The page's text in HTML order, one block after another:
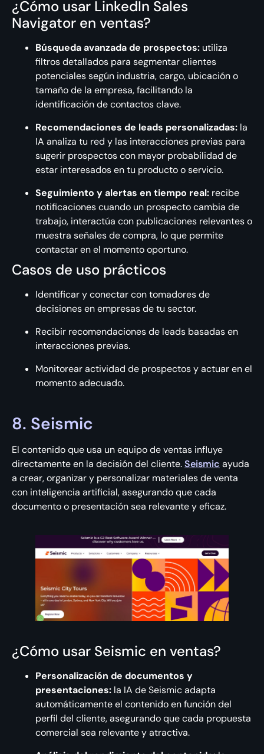
¿Cómo usar LinkedIn Sales
Navigator en ventas?
Búsqueda avanzada de prospectos: utiliza
filtros detallados para segmentar clientes
potenciales según industria, cargo, ubicación o
tamaño de la empresa, facilitando la
identificación de contactos clave.
Recomendaciones de leads personalizadas: la
IA analiza tu red y las interacciones previas para
sugerir prospectos con mayor probabilidad de
estar interesados en tu producto o servicio.
Seguimiento y alertas en tiempo real: recibe
notificaciones cuando un prospecto cambia de
trabajo, interactúa con publicaciones relevantes o
muestra señales de compra, lo que permite
contactar en el momento oportuno.
Casos de uso prácticos
Identificar y conectar con tomadores de
decisiones en empresas de tu sector.
Recibir recomendaciones de leads basadas en
interacciones previas.
Monitorear actividad de prospectos y actuar en el
momento adecuado.
8. Seismic
El contenido que usa un equipo de ventas influye
directamente en la decisión del cliente.Seismic ayuda
a crear, organizar y personalizar materiales de venta
con inteligencia artificial, asegurando que cada
documento o presentación sea relevante y eficaz.
¿Cómo usar Seismic en ventas?
Personalización de documentos y
presentaciones: la IA de Seismic adapta
automáticamente el contenido en función del
perfil del cliente, asegurando que cada propuesta
comercial sea relevante y atractiva.